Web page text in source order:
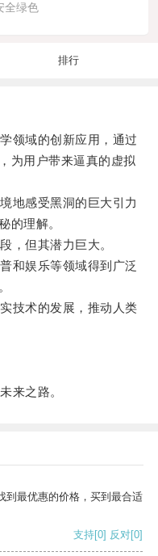
全绿色
排行
域的创新应用，通过
为用户带来逼真的虚拟
感受黑洞的巨大引力
的理解。
但其潜力巨大。
娱乐等领域得到广泛
术的发展，推动人类
来之路。
到最优惠的价格，买到最合适
支持[0] 反对[0]